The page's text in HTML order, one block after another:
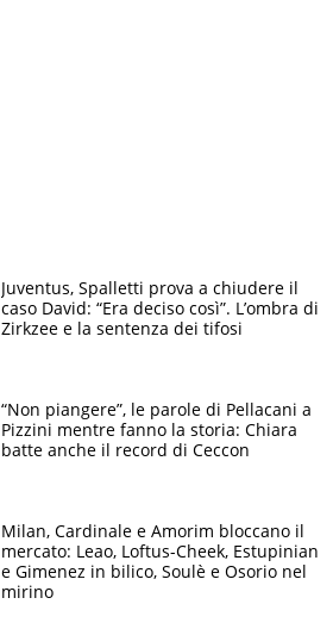
Juventus, Spalletti prova a chiudere il
caso David: “Era deciso così”. L’ombra di
Zirkzee e la sentenza dei tifosi
“Non piangere”, le parole di Pellacani a
Pizzini mentre fanno la storia: Chiara
batte anche il record di Ceccon
Milan, Cardinale e Amorim bloccano il
mercato: Leao, Loftus-Cheek, Estupinian
e Gimenez in bilico, Soulè e Osorio nel
mirino